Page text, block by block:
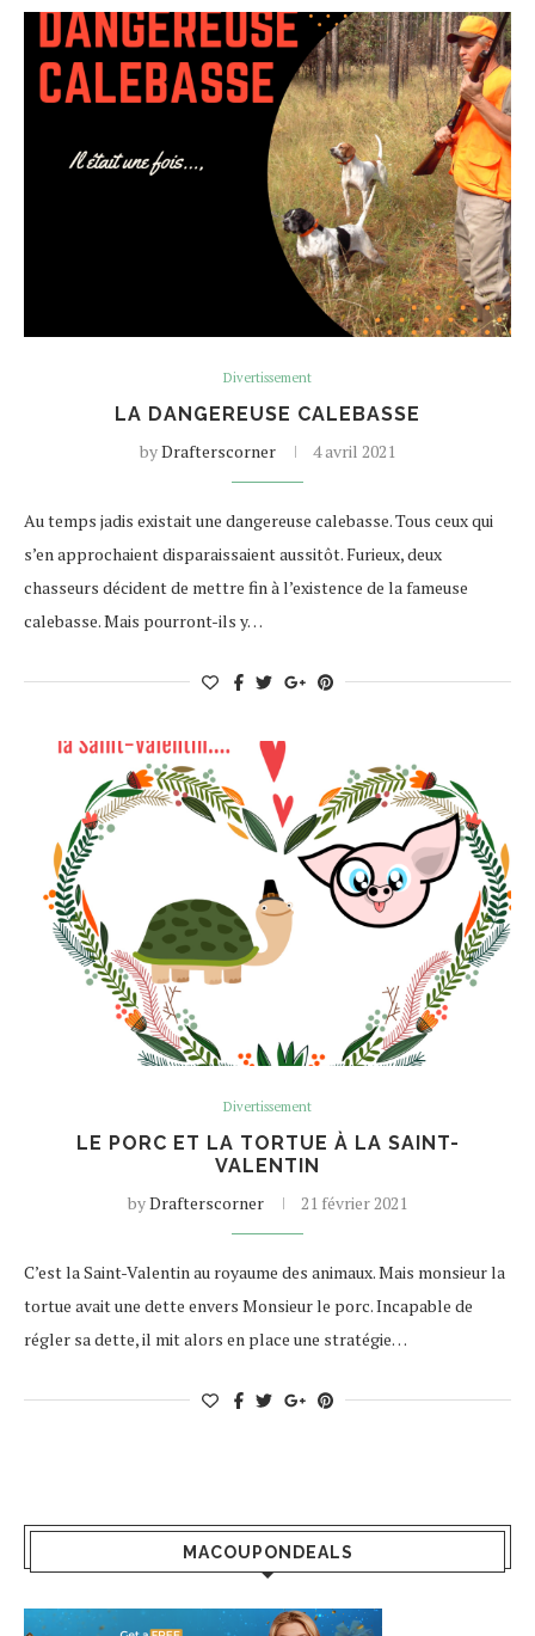
Divertissement
LA DANGEREUSE CALEBASSE
byDrafterscorner 4 avril 2021
Au temps jadis existait une dangereuse calebasse. Tous ceux qui
s’en approchaient disparaissaient aussitôt. Furieux, deux
chasseurs décident de mettre fin à l’existence de la fameuse
calebasse. Mais pourront-ils y…
Divertissement
LE PORC ET LA TORTUE À LA SAINT-
VALENTIN
byDrafterscorner 21 février 2021
C’est la Saint-Valentin au royaume des animaux. Mais monsieur la
tortue avait une dette envers Monsieur le porc. Incapable de
régler sa dette, il mit alors en place une stratégie…
MACOUPONDEALS